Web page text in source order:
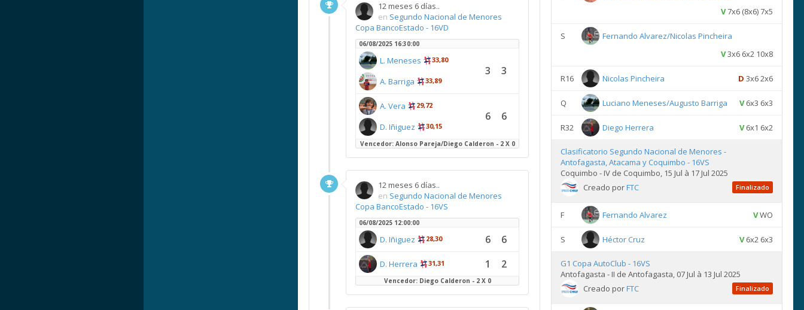
12 meses 6 días..
en Segundo Nacional de Menores
Copa BancoEstado - 16VD
06/08/2025 16:30:00
L. Meneses 33,80
A. Barriga 33,89
3 3
A. Vera 29,72
D. Iñiguez 30,15
6 6
Vencedor: Alonso Pareja/Diego Calderon - 2 X 0
12 meses 6 días..
en Segundo Nacional de Menores
Copa BancoEstado - 16VS
06/08/2025 12:00:00
D. Iñiguez 28,30 6 6
D. Herrera 31,31 1 2
Vencedor: Diego Calderon - 2 X 0
V7x6 (8x6) 7x5
S
Fernando Alvarez/Nicolas Pincheira
V3x6 6x2 10x8
R16 Nicolas Pincheira D 3x6 2x6
Q Luciano Meneses/Augusto Barriga V6x3 6x3
R32 Diego Herrera V6x1 6x2
Clasificatorio Segundo Nacional de Menores -
Antofagasta, Atacama y Coquimbo - 16VS
Coquimbo - IV de Coquimbo, 15 Jul à 17 Jul 2025
Creado porFTC Finalizado
F Fernando Alvarez VWO
S Héctor Cruz V6x2 6x3
G1 Copa AutoClub - 16VS
Antofagasta - II de Antofagasta, 07 Jul à 13 Jul 2025
Creado porFTC Finalizado